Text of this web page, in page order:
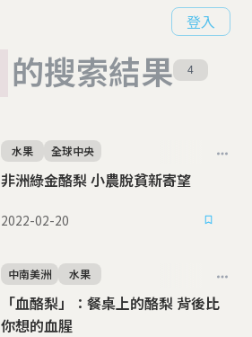
登入
的搜索結果 4
非洲綠金酪梨 小農脫貧新寄望
水果 全球中央
2022-02-20
「血酪梨」：餐桌上的酪梨 背後比
你想的血腥
中南美洲 水果